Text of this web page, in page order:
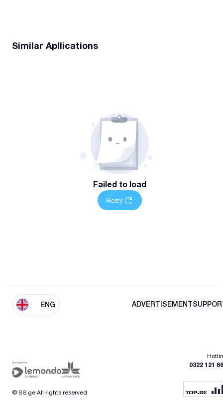
Similar Apllications
Failed to load
Retry
ENG ADVERTISEMENT
0322 121
© SS.ge All rights reserved